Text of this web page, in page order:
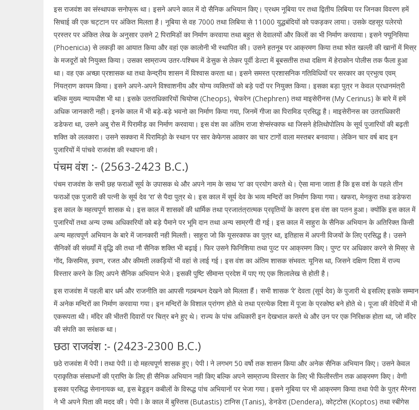
इस राजवंश का संस्थापक सनोफ्रू था। इसने अपने काल में दो सैनिक अभियान किए। प्रथम नूबिया पर तथा द्वितीय लिबिया पर जिनका विवरण हमें
सिचाई की एक चट्टान पर अंकित मिलता है। नूबिया से वह 7000 तथा लिबिया से 11000 युद्धबंदियों को पकड़कर लाया। उसके दहसूर पलेरयो
प्रस्तर पर अंकित लेख के अनुसार उसने 2 पिरामिडों का निर्माण करवाया तथा बहुत से देवालयों और किलों का भी निर्माण करवाया। इसने फ्यूनिसिया
(Phoenicia) से लकड़ी का आयात किया और वहां एक कालोनी भी स्थापित की। उसने हतनूब पर आक्रमण किया तथा श्वेत खल्ली की खानों में मिस्र
के मजदूरों को नियुक्त किया। उसका साम्राज्य उतर-पश्चिम में डेसुक से लेकर पूर्वी डेल्टा में बूबसतीस तथा दक्षिण में हेराकोन पोलीस तक फैला हुआ
था। वह एक अच्छा प्रशासक था तथा केन्द्रीय शासन में विश्वास करता था। इसने समस्त प्रशासनिक गतिविधियों पर सरकार का प्रभुत्व एवम्
निंयत्राण कायम किया। इसने अपने-अपने विश्वाशनीय और योग्य व्यक्तियों को बड़े पदों पर नियुक्त किया। इसका बड़ा पुत्र न केवल प्रधानमंत्री
बल्कि मुख्य न्यायधीश भी था। इसके उतराधिकारियों चियोप्स (Cheops), चेफरेन (Chephren) तथा माइसेरीनस (My Cerinus) के बारे में हमें
अधिक जानकारी नही। इनके काल में भी बड़े-बड़े भवनो का निर्माण किया गया, जिनमें गीजा का पिरामिड प्रसिद्ध है। माइसेरीनस का उतराधिकारी
डडेफरा था, उसने अबु रोस में पिरामीड़ का निर्माण करवाया। इस वंश का अंतिम राजा शेप्संस्काफ था जिसने हेलिथोपोलिय के सूर्य पुजारियों की बढ़ती
शक्ति को ललकारा। उसने सक्करा में पिरामिड़ो के स्थान पर सार केफेगस आकार का चार टागों वाला मस्तबर बनवाया। लेकिन चार वर्ष बाद इन
पुजारियों में पांचवे राजवंश की स्थापना की।
पंचम वंश :- (2563-2423 B.C.)
पंचम राजवंश के सभी छह फराओं सूर्य के उपासक थे और अपने नाम के साथ ‘रा’ का प्रयोग करते थे। ऐसा माना जाता है कि इस वशं के पहले तीन
फराओं एक पुजारी की पत्नी के सूर्य देव ‘रा’ से पैदा पुत्र थे। इस काल में सूर्य देव के भव्य मन्दिरों का निर्माण किया गया। खफरा, मेनकुरा तथा डडेफरा
इस काल के महत्वपूर्ण शासक थे। इस काल में शासकों की धार्मिक तथा प्रजातंत्रात्मक प्रवृतियों के कारण इस वंश का पतन हुआ। क्योंकि इस काल में
पुजारियों तथा अन्य उच्च अधिकारियों को बड़े पैमाने पर भूमि दान तथा अन्य साम्रगी दी गई। इस काल में साहुरा के सैनिक अभियान के अतिरिक्त किसी
अन्य महत्वपूर्ण अभियान के बारे में जानकारी नही मिलती। साहुरा जो कि यूसरकाफ का पुत्र था, इतिहास में अपनी विजयों के लिए प्रसिद्ध है। उसने
सैनिकों की संख्याँ में वृद्धि की तथा नौ सैनिक शक्ति भी बढ़ाई। फिर उसने फिनिशिया तथा पुव्ट पर आक्रमण किए। पुण्ट पर अधिकार करने से मिस्र से
गोंद, किसमिस, स्र्वण, रजत और कीमती लकड़ियों भी वहां से लाई गई। इस वंश का अंतिम शासक संभवत: यूनिस था, जिसने दक्षिण दिशा में राज्य
विस्तार करने के लिए अपने सैनिक अभियान भेजे। इसकी पुष्टि सीमान्त प्रदेश में पाए गए एक शिलालेख से होती है।
इस राजवंश में पहली बार धर्म और राजनीति का आपसी गठबन्धन देखने को मिलता हैं। सभी शासक ‘रे’ देवता (सूर्य देव) के पुजारी थे इसलिए इसके सम्मान
में अनेक मन्दिरों का निर्माण करवाया गया। इन मन्दिरों के विशाल प्रांगण होते थे तथा प्रत्येक दिशा में पूजा के प्रकोष्ठ बने होते थे। पूजा की वेदियों में भी
एकरूपता थी। मंदिर की भीतरी दिवारों पर चित्र बने हुए थे। राज्य के पांच अधिकारी इन देखभाल करते थे और उन पर एक निरिक्षक होता था, जो मंदिर
की संपति का सरंक्षक था।
छठा राजवंश :- (2423-2300 B.C.)
छठे राजवंश में पेपी I तथा पेपी II दो महत्वपूर्ण शासक हुए। पेपी I ने लगभग 50 वर्षो तक शासन किया और अनेक सैनिक अभियान किए। उसने केवल
प्राकृतिक संसाधनों की प्राप्ति के लिए ही सैनिक अभियान नही किए बल्कि अपने साम्राज्य विस्तार के लिए भी फिलीस्तीन तक आक्रमण किए। वेणी
इसका प्रसिद्ध सेनानायक था, इस बेडूइन कबीलों के विरूद्ध पांच अभियानों पर भेजा गया। इसने नूबिया पर भी आक्रमण किया तथा पेपी के पुत्र मैरेनरा
ने भी अपने पिता की मदद की। पेपी I के काल में बुस्तिस (Butastis) टानिस (Tanis), डेनडेरा (Dendera), कोट्टोस (Koptos) तथा स्बीगेस